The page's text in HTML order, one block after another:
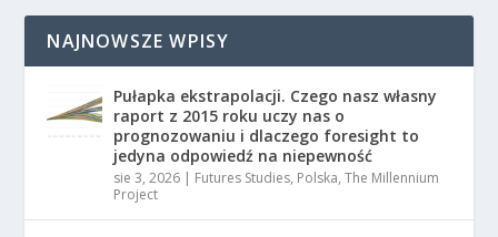
NAJNOWSZE WPISY
Pułapka ekstrapolacji. Czego nasz własny
raport z 2015 roku uczy nas o
prognozowaniu i dlaczego foresight to
jedyna odpowiedź na niepewność
sie 3, 2026 | Futures Studies, Polska,The Millennium
Project